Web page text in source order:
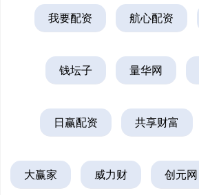
我要配资 航心配资
钱坛子 量华网
日赢配资 共享财富
大赢家 威力财 创元网